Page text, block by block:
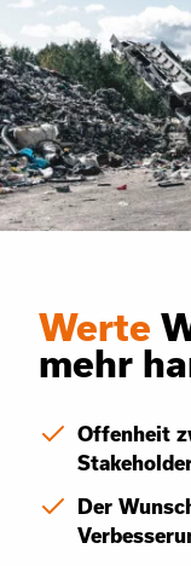
Werte
mehr
Offenheit
Der